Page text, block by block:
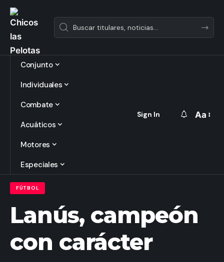
Conjunto
Individuales
Combate
Acuáticos
Motores
Especiales
Sign In Aa
FÚTBOL
Lanús, campeón
con carácter